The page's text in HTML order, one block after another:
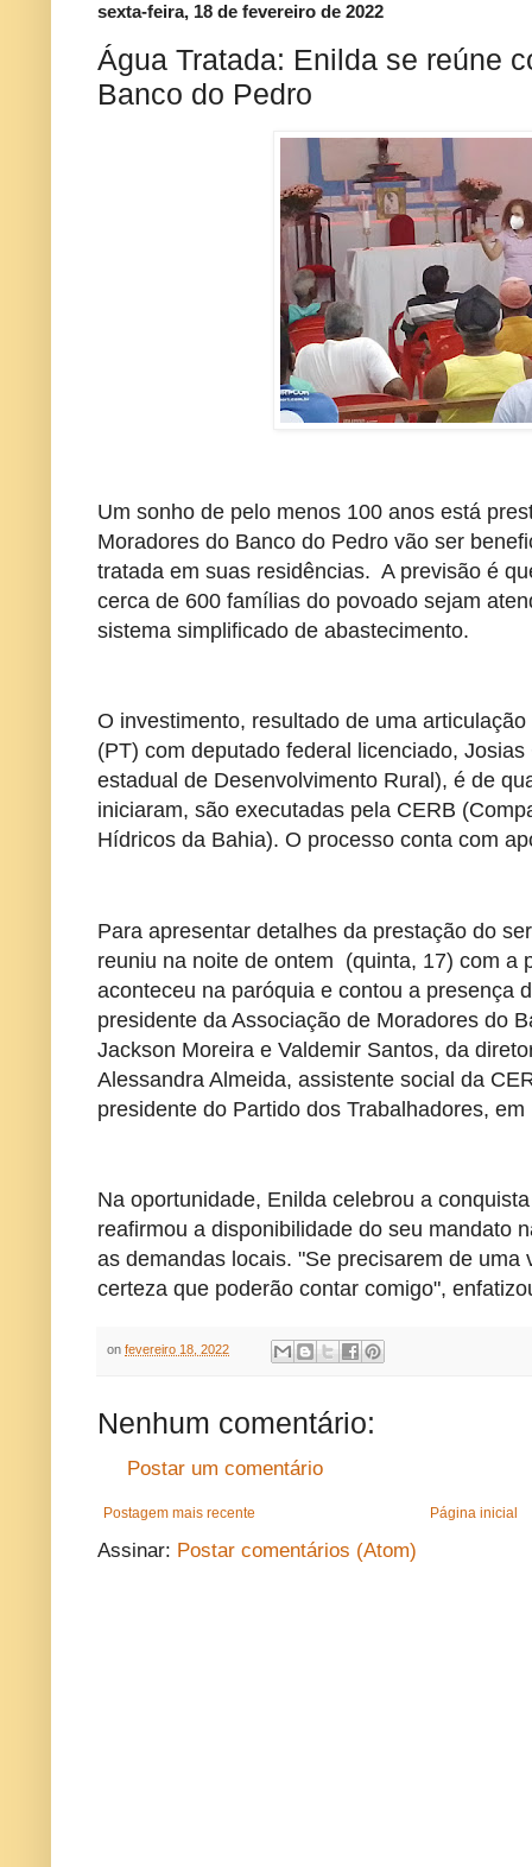
sexta-feira, 18 de fevereiro de 2022
Água Tratada: Enilda se reúne
Banco do Pedro
Um sonho de pelo menos 100 anos está
Moradores do Banco do Pedro vão ser
tratada em suas residências. A previsão é
cerca de 600 famílias do povoado sejam
sistema simplificado de abastecimento.
O investimento, resultado de uma
(PT) com deputado federal licenciado,
estadual de Desenvolvimento Rural), é de
iniciaram, são executadas pela CERB
Hídricos da Bahia). O processo conta com
Para apresentar detalhes da prestação do
reuniu na noite de ontem (quinta, 17) com a
aconteceu na paróquia e contou a presença
presidente da Associação de Moradores do
Jackson Moreira e Valdemir Santos, da
Alessandra Almeida, assistente social da
presidente do Partido dos Trabalhadores,
Na oportunidade, Enilda celebrou a
reafirmou a disponibilidade do seu mandato
as demandas locais. "Se precisarem de uma
certeza que poderão contar comigo",
onfevereiro 18, 2022
Nenhum comentário:
Postar um comentário
Postagem mais recente Página inicial
Assinar: Postar comentários (Atom)